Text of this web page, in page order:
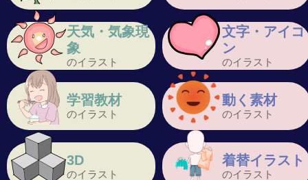
天気・気象現
象
のイラスト
文字・アイコ
ン
のイラスト
学習教材
のイラスト
動く素材
のイラスト
3D
のイラスト
着替イラスト
のイラスト